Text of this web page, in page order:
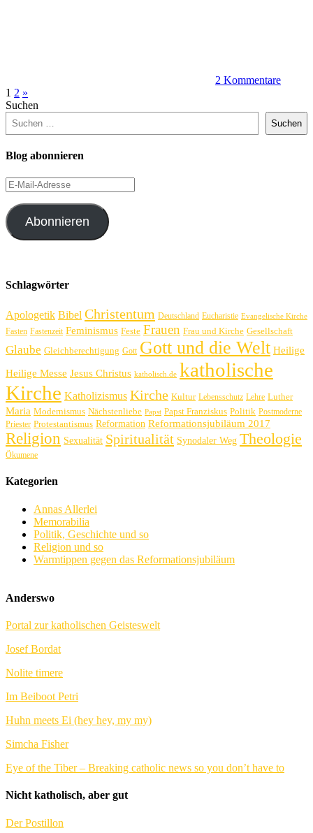
2 Kommentare
Beitragsnavigation
1 2 Nächste
Beiträge
»
Suchen
Suchen
Blog abonnieren
E-
Mail-
Adresse
Abonnieren
Schlagwörter
Apologetik Bibel Christentum Deutschland Eucharistie Evangelische Kirche
Fasten Fastenzeit Feminismus Feste Frauen Frau und Kirche Gesellschaft
Glaube Gleichberechtigung Gott Gott und die Welt Heilige
Heilige Messe Jesus Christus katholisch.de katholische
Kirche Katholizismus Kirche Kultur Lebensschutz Lehre Luther
Maria Modernismus Nächstenliebe Papst Papst Franziskus Politik Postmoderne
Priester Protestantismus Reformation Reformationsjubiläum 2017
Religion Sexualität Spiritualität Synodaler Weg Theologie
Ökumene
Kategorien
Annas Allerlei
Memorabilia
Politik, Geschichte und so
Religion und so
Warmtippen gegen das Reformationsjubiläum
Anderswo
Portal zur katholischen Geisteswelt
Josef Bordat
Nolite timere
Im Beiboot Petri
Huhn meets Ei (hey hey, my my)
Simcha Fisher
Eye of the Tiber – Breaking catholic news so you don’t have to
Nicht katholisch, aber gut
Der Postillon